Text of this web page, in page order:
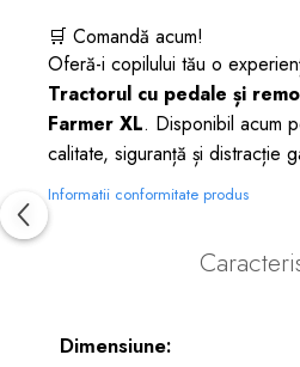
🛒 Comandă acum!
Oferă-i copilului tău o
Tractorul cu pedale și
Farmer XL. Disponibil acum
calitate, siguranță și distracție
Informatii conformitate produs
Dimensiune: